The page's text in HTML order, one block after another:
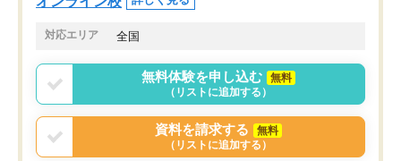
対応エリア 全国
無料体験を申し込む
無料
（リストに追加する）
資料を請求する
無料
（リストに追加する）